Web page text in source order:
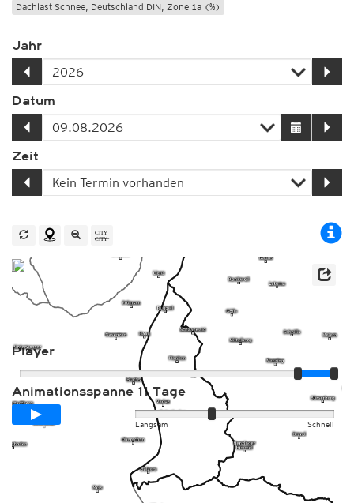
Dachlast Schnee, Deutschland DIN, Zone 1a (%)
Dachlast Schnee, Deutschland DIN, Zone 2a (%)
Dachlast Schnee, Deutschland DIN, Zone 3 (%)
Unwetter-Parameter
Meere und Seen
Jahr
Datum
Zeit
Player
Animationsspanne 11 Tage
Schnell
Langsam